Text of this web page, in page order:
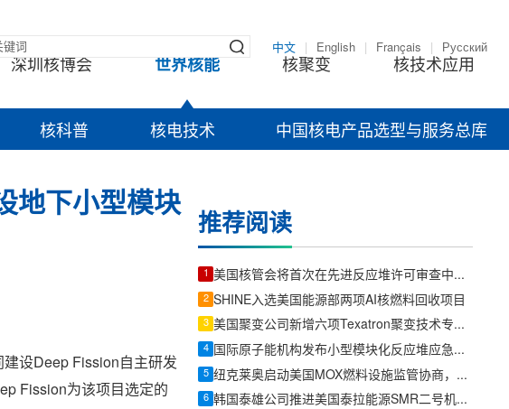
中文 English Français Русский
深圳核博会 世界核能 核聚变 核技术应用
核科普 核电技术 中国核电产品选型与服务总库
地下小型模块
设Deep Fission自主研发
Fission为该项目选定的
推荐阅读
1 美国核管会将首次在先进反应堆许可审查中采用现代化听证程序
2 SHINE入选美国能源部两项AI核燃料回收项目
3 美国聚变公司新增六项Texatron聚变技术专利申请
4 国际原子能机构发布小型模块化反应堆应急计划区技术文件
5 纽克莱奥启动美国MOX燃料设施监管协商，先进堆燃料供应链建设提速
6 韩国泰雄公司推进美国泰拉能源SMR二号机组订单，发力核电与燃机锻件新赛道